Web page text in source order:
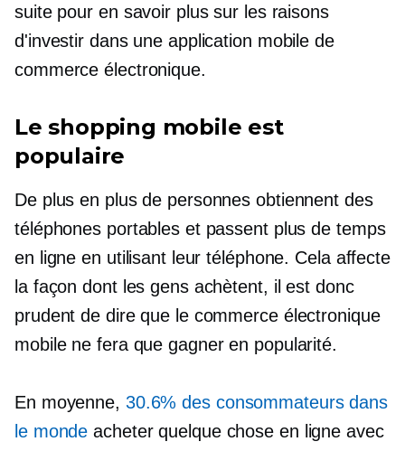
suite pour en savoir plus sur les raisons
d'investir dans une application mobile de
commerce électronique.
Le shopping mobile est
populaire
De plus en plus de personnes obtiennent des
téléphones portables et passent plus de temps
en ligne en utilisant leur téléphone. Cela affecte
la façon dont les gens achètent, il est donc
prudent de dire que le commerce électronique
mobile ne fera que gagner en popularité.
En moyenne, 30.6% des consommateurs dans
le monde acheter quelque chose en ligne avec